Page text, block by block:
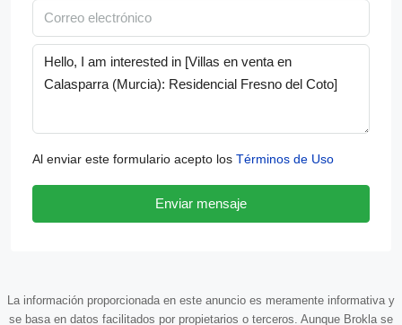
Al enviar este formulario acepto los Términos de Uso
Enviar mensaje
La información proporcionada en este anuncio es meramente informativa y
se basa en datos facilitados por propietarios o terceros. Aunque Brokla se